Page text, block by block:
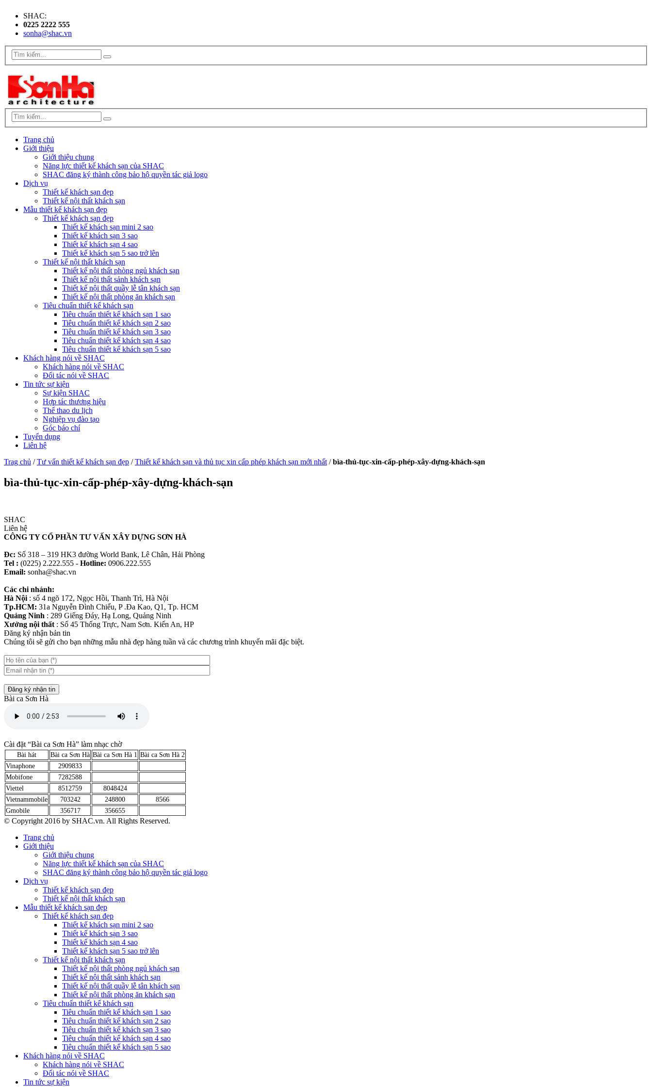
SHAC:
0225 2222 555
sonha@shac.vn
Trang chủ
Giới thiệu
Giới thiệu chung
Năng lực thiết kế khách sạn của SHAC
SHAC đăng ký thành công bảo hộ quyền tác giả logo
Dịch vụ
Thiết kế khách sạn đẹp
Thiết kế nội thất khách sạn
Mẫu thiết kế khách sạn đẹp
Thiết kế khách sạn đẹp
Thiết kế khách sạn mini 2 sao
Thiết kế khách sạn 3 sao
Thiết kế khách sạn 4 sao
Thiết kế khách sạn 5 sao trở lên
Thiết kế nội thất khách sạn
Thiết kế nội thất phòng ngủ khách sạn
Thiết kế nội thất sảnh khách sạn
Thiết kế nội thất quầy lễ tân khách sạn
Thiết kế nội thất phòng ăn khách sạn
Tiêu chuẩn thiết kế khách sạn
Tiêu chuẩn thiết kế khách sạn 1 sao
Tiêu chuẩn thiết kế khách sạn 2 sao
Tiêu chuẩn thiết kế khách sạn 3 sao
Tiêu chuẩn thiết kế khách sạn 4 sao
Tiêu chuẩn thiết kế khách sạn 5 sao
Khách hàng nói về SHAC
Khách hàng nói về SHAC
Đối tác nói về SHAC
Tin tức sự kiện
Sự kiện SHAC
Hợp tác thương hiệu
Thể thao du lịch
Nghiệp vụ đào tạo
Góc báo chí
Tuyển dụng
Liên hệ
Trag chủ /Tư vấn thiết kế khách sạn đẹp /Thiết kế khách sạn và thủ tục xin cấp phép khách sạn mới nhất /bìa-thủ-tục-xin-cấp-phép-xây-dựng-khách-sạn
bìa-thủ-tục-xin-cấp-phép-xây-dựng-khách-sạn
SHAC
Liên hệ
CÔNG TY CỔ PHẦN TƯ VẤN XÂY DỰNG SƠN HÀ
Đc: Số 318 – 319 HK3 đường World Bank, Lê Chân, Hải Phòng
Tel : (0225) 2.222.555 - Hotline: 0906.222.555
Email: sonha@shac.vn
Các chi nhánh:
Hà Nội : số 4 ngõ 172, Ngọc Hồi, Thanh Trì, Hà Nội
Tp.HCM: 31a Nguyễn Đình Chiểu, P .Đa Kao, Q1, Tp. HCM
Quảng Ninh : 289 Giếng Đáy, Hạ Long, Quảng Ninh
Xưởng nội thất : Số 45 Thống Trực, Nam Sơn. Kiến An, HP
Đăng ký nhận bản tin
Chúng tôi sẽ gửi cho bạn những mẫu nhà đẹp hàng tuần và các chương trình khuyến mãi đặc biệt.
Đăng ký nhận tin
Bài ca Sơn Hà
Cài đặt “Bài ca Sơn Hà” làm nhạc chờ
Bài hát Bài ca Sơn Hà Bài ca Sơn Hà 1 Bài ca Sơn Hà 2
Vinaphone
2909833
Mobifone
7282588
Viettel
8512759
8048424
Vietnammobile
703242 248800
8566
Gmobile
356717 356655
© Copyright 2016 by SHAC.vn. All Rights Reserved.
Trang chủ
Giới thiệu
Giới thiệu chung
Năng lực thiết kế khách sạn của SHAC
SHAC đăng ký thành công bảo hộ quyền tác giả logo
Dịch vụ
Thiết kế khách sạn đẹp
Thiết kế nội thất khách sạn
Mẫu thiết kế khách sạn đẹp
Thiết kế khách sạn đẹp
Thiết kế khách sạn mini 2 sao
Thiết kế khách sạn 3 sao
Thiết kế khách sạn 4 sao
Thiết kế khách sạn 5 sao trở lên
Thiết kế nội thất khách sạn
Thiết kế nội thất phòng ngủ khách sạn
Thiết kế nội thất sảnh khách sạn
Thiết kế nội thất quầy lễ tân khách sạn
Thiết kế nội thất phòng ăn khách sạn
Tiêu chuẩn thiết kế khách sạn
Tiêu chuẩn thiết kế khách sạn 1 sao
Tiêu chuẩn thiết kế khách sạn 2 sao
Tiêu chuẩn thiết kế khách sạn 3 sao
Tiêu chuẩn thiết kế khách sạn 4 sao
Tiêu chuẩn thiết kế khách sạn 5 sao
Khách hàng nói về SHAC
Khách hàng nói về SHAC
Đối tác nói về SHAC
Tin tức sự kiện